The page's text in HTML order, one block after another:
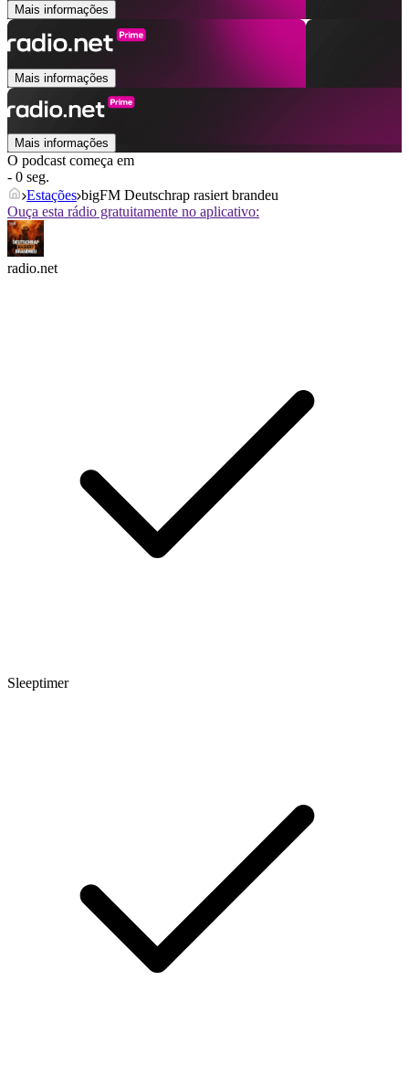
Mais informações
Mais informações
Mais informações
O podcast começa em
- 0 seg.
Estações bigFM Deutschrap rasiert brandeu
Ouça esta rádio gratuitamente no aplicativo:
radio.net
Sleeptimer